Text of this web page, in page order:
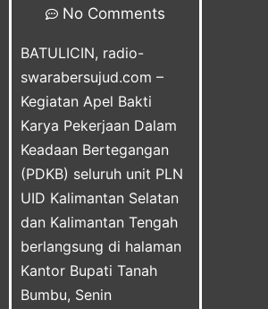
No Comments
BATULICIN, radio-
swarabersujud.com –
Kegiatan Apel Bakti
Karya Pekerjaan Dalam
Keadaan Bertegangan
(PDKB) seluruh unit PLN
UID Kalimantan Selatan
dan Kalimantan Tengah
berlangsung di halaman
Kantor Bupati Tanah
Bumbu, Senin